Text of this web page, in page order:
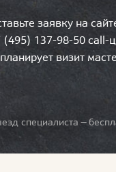
заявку на
(495) 137-98-50 call-
визит
специалиста —